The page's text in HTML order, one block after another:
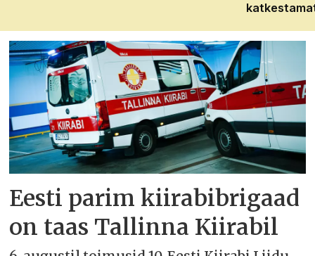
Eesti parim kiirabibrigaad
on taas Tallinna Kiirabil